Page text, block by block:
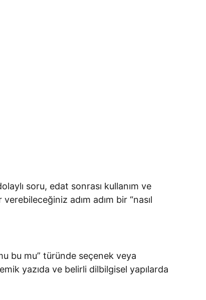
soru, edat sonrası kullanım ve
adım adım bir “nasıl
bu mu” türünde seçenek veya
yazıda ve belirli dilbilgisel yapılarda